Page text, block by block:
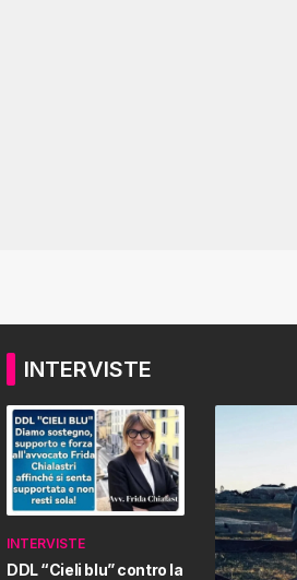
INTERVISTE
INTERVISTE
DDL “Cieli blu” contro la